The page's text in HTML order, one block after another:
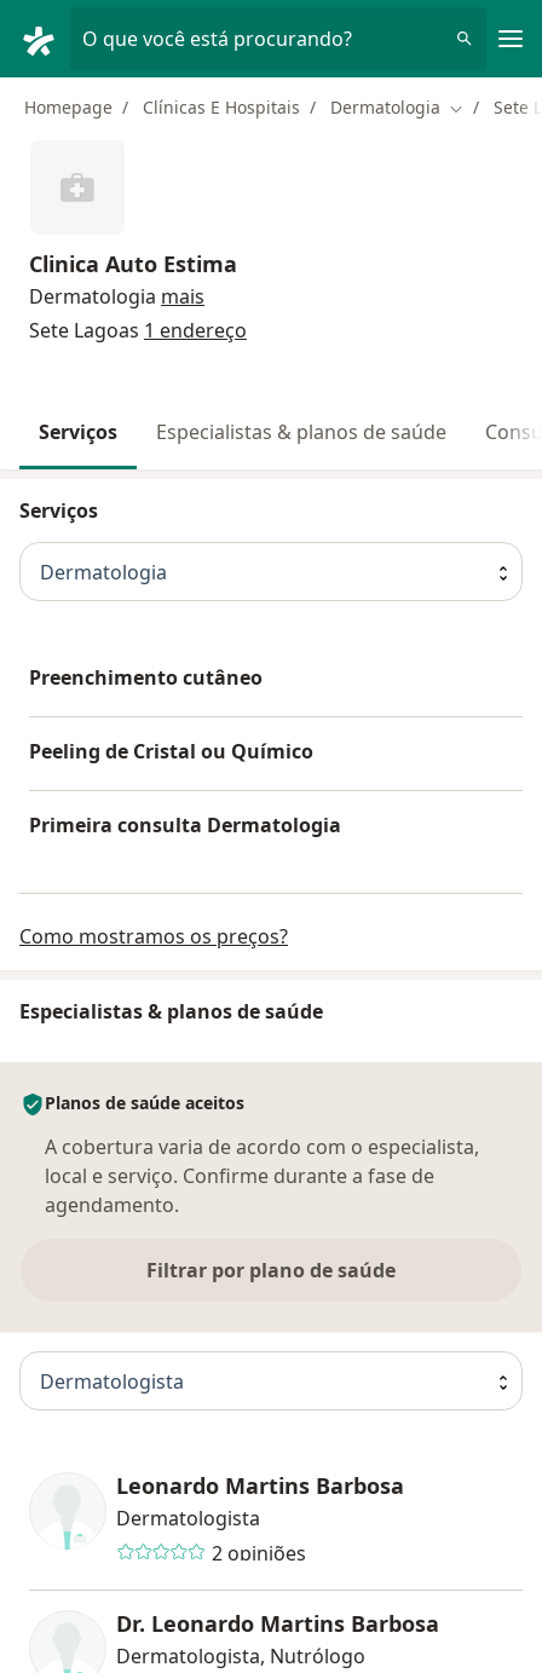
O que você está procurando?
Homepage Clínicas E Hospitais Dermatologia Mudar de
Sete
Clinica Auto Estima
Dermatologia mais
Sete Lagoas 1 endereço
Serviços Especialistas & planos de saúde
Serviços
Dermatologia
Preenchimento cutâneo
Peeling de Cristal ou Químico
Primeira consulta Dermatologia
Como mostramos os preços?
Especialistas & planos de saúde
Planos de saúde aceitos
A cobertura varia de acordo com o especialista,
local e serviço. Confirme durante a fase de
agendamento.
Filtrar por plano de saúde
Dermatologista
Leonardo Martins Barbosa
Dermatologista
2 opiniões
Dr. Leonardo Martins Barbosa
Dermatologista, Nutrólogo